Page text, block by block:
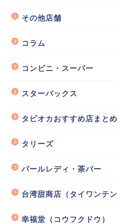
その他店舗
コラム
コンビニ・スーパー
スターバックス
タピオカおすすめ店まとめ
タリーズ
パールレディ・茶バー
台湾甜商店（タイワンテン
幸福堂（コウフクドウ）